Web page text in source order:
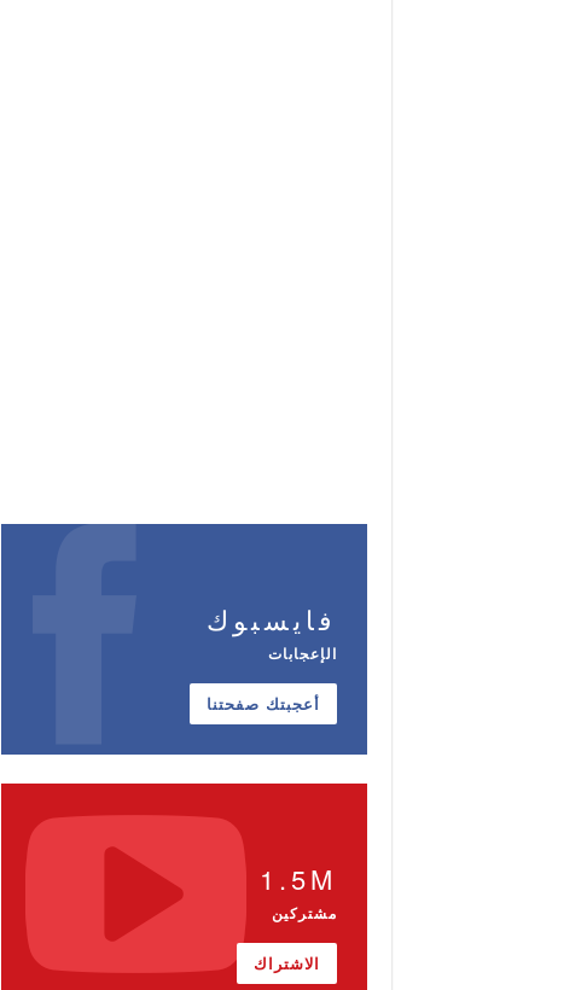
فايسبوك
الإعجابات
أعجبتك صفحتنا
1.5M
مشتركين
الاشتراك